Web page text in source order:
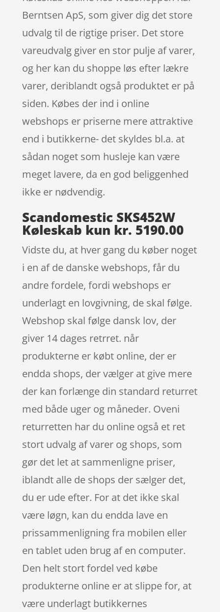
Berntsen ApS, som giver dig det store
udvalg til de rigtige priser. Det store
vareudvalg giver en stor pulje af varer,
og her kan du shoppe løs efter lækre
varer, deriblandt også produktet er på
siden. Købes der ind i online
webshops er priserne mere attraktive
end i butikkerne- det skyldes bl.a. at
sådan noget som husleje kan være
meget lavere, da en god beliggenhed
ikke er nødvendig.
Scandomestic SKS452W
Køleskab kun kr. 5190.00
Vidste du, at hver gang du køber noget
i en af de danske webshops, får du
andre fordele, fordi webshops er
underlagt en lovgivning, de skal følge.
Webshop skal følge dansk lov, der
giver 14 dages retrret. når
produkterne er købt online, der er
endda shops, der vælger at give mere
der kan forlænge din standard returret
med både uger og måneder. Oveni
returretten har du online også et ret
stort udvalg af varer og shops, som
gør det let at sammenligne priser,
iblandt alle de shops der sælger det,
du er ude efter. For at det ikke skal
være løgn, kan du endda lave en
prissammenligning fra mobilen eller
en tablet uden brug af en computer.
Den helt stort fordel ved købe
produkterne online er at slippe for, at
være underlagt butikkernes